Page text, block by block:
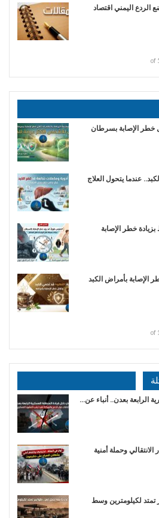
الردع اليمني اقتصاد
خطر الإصابة بسرطان
عندما يتحول العلاج
خطر الإصابة
الإصابة بأمراض الكبد
الرابعة بعدن.. أنباء عن…
وحملة أمنية
تمتد لكيلومترين وسط